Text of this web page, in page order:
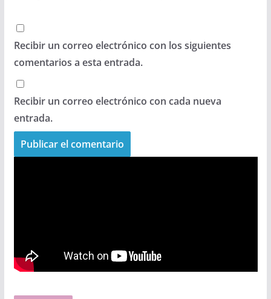
Recibir un correo electrónico con los siguientes
comentarios a esta entrada.
Recibir un correo electrónico con cada nueva
entrada.